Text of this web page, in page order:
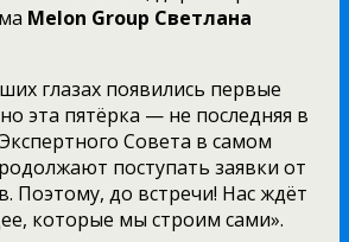
Melon Group Светлана
глазах появились первые
эта пятёрка — не последняя в
Совета в самом
поступать заявки от
Поэтому, до встречи! Нас ждёт
которые мы строим сами».